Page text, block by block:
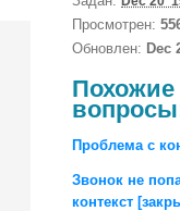
Просмотрен:
Обновлен: Dec
Похожие
Проблема с
Звонок не
контекст